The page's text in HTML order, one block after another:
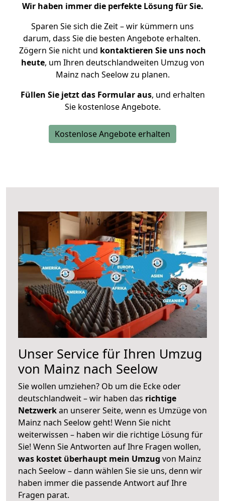
Wir haben immer die perfekte Lösung für Sie.
Sparen Sie sich die Zeit – wir kümmern uns
darum, dass Sie die besten Angebote erhalten.
Zögern Sie nicht und kontaktieren Sie uns noch
heute, um Ihren deutschlandweiten Umzug von
Mainz nach Seelow zu planen.
Füllen Sie jetzt das Formular aus, und erhalten
Sie kostenlose Angebote.
Kostenlose Angebote erhalten
Unser Service für Ihren Umzug
von Mainz nach Seelow
Sie wollen umziehen? Ob um die Ecke oder
deutschlandweit – wir haben das richtige
Netzwerkan unserer Seite, wenn es Umzüge von
Mainz nach Seelow geht! Wenn Sie nicht
weiterwissen – haben wir die richtige Lösung für
Sie! Wenn Sie Antworten auf Ihre Fragen wollen,
was kostet überhaupt mein Umzug von Mainz
nach Seelow – dann wählen Sie sie uns, denn wir
haben immer die passende Antwort auf Ihre
Fragen parat.